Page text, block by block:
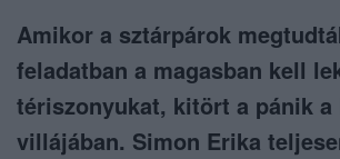
Amikor a sztárpárok
feladatban a magasban kell
tériszonyukat, kitört a pánik a
villájában. Simon Erika